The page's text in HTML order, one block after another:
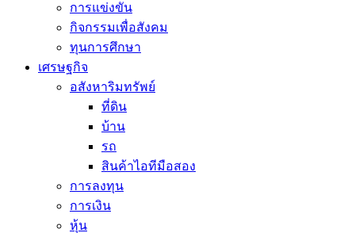
การแข่งขัน
กิจกรรมเพื่อสังคม
ทุนการศึกษา
เศรษฐกิจ
อสังหาริมทรัพย์
ที่ดิน
บ้าน
รถ
สินค้าไอทีมือสอง
การลงทุน
การเงิน
หุ้น